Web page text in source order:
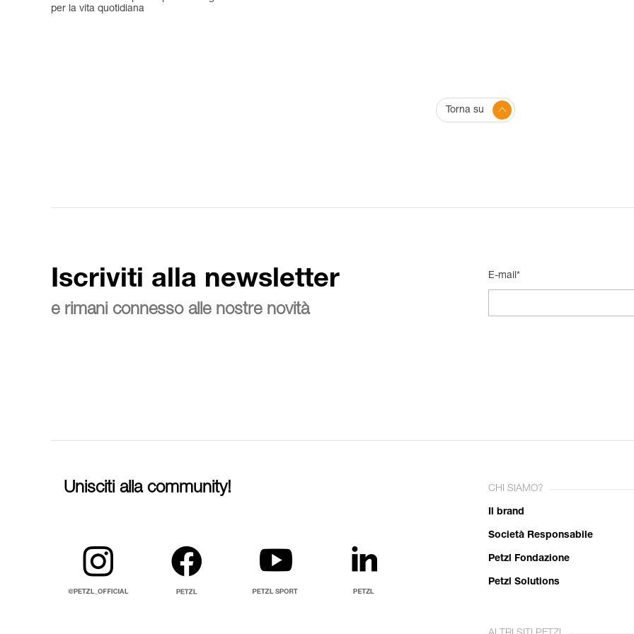
per la vita quotidiana
Torna su
Iscriviti alla newsletter
e rimani connesso alle nostre novità
E-mail*
Unisciti alla community! CHI SIAMO?
Il brand
Società Responsabile
Petzl Fondazione
Petzl Solutions